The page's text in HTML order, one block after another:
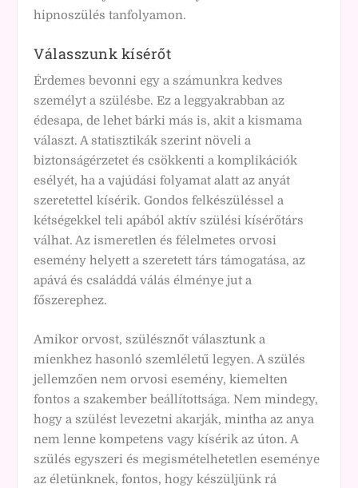
hipnoszülés tanfolyamon.
Válasszunk kísérőt
Érdemes bevonni egy a számunkra kedves
személyt a szülésbe. Ez a leggyakrabban az
édesapa, de lehet bárki más is, akit a kismama
választ. A statisztikák szerint növeli a
biztonságérzetet és csökkenti a komplikációk
esélyét, ha a vajúdási folyamat alatt az anyát
szeretettel kísérik. Gondos felkészüléssel a
kétségekkel teli apából aktív szülési kísérőtárs
válhat. Az ismeretlen és félelmetes orvosi
esemény helyett a szeretett társ támogatása, az
apává és családdá válás élménye jut a
főszerephez.
Amikor orvost, szülésznőt választunk a
mienkhez hasonló szemléletű legyen. A szülés
jellemzően nem orvosi esemény, kiemelten
fontos a szakember beállítottsága. Nem mindegy,
hogy a szülést levezetni akarják, mintha az anya
nem lenne kompetens vagy kísérik az úton. A
szülés egyszeri és megismételhetetlen eseménye
az életünknek, fontos, hogy készüljünk rá